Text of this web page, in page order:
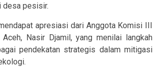
desa pesisir.
apresiasi dari Anggota Komisi III
Nasir Djamil, yang menilai langkah
pendekatan strategis dalam mitigasi